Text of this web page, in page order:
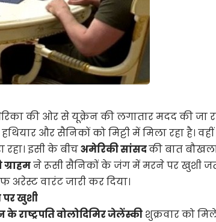
की ओर से यूक्रेन की लगातार मदद की जा
और सैनिकों को मिट्टी में मिला रहा है।
इसी के बीचअमेरिकी सांसदकी बात
ने रूसी सैनिकों के जंग में मरने पर खुशी
वारंट जारी कर दिया।
खुशी
के राष्ट्रपति वोलोदिमिर जेलेंस्की शुक्रवार को